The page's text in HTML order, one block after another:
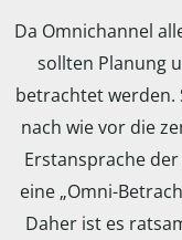
Da Omnichannel
sollten Planung
betrachtet werden.
nach wie vor die
Erstansprache
eine „Omni-
Daher ist es